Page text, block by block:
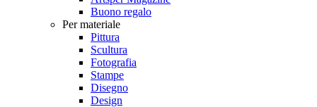
Buono regalo
Per materiale
Pittura
Scultura
Fotografia
Stampe
Disegno
Design